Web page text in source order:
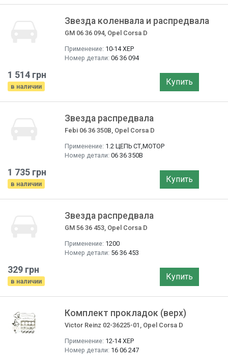
Звезда коленвала и распредвала
GM 06 36 094, Opel Corsa D
Применение: 10-14 ХЕР
Номер детали: 06 36 094
1 514 грн
в наличии Купить
Звезда распредвала
Febi 06 36 350B, Opel Corsa D
Применение: 1.2 ЦЕПЬ СТ,МОТОР
Номер детали: 06 36 350B
1 735 грн
в наличии Купить
Звезда распредвала
GM 56 36 453, Opel Corsa D
Применение: 1200
Номер детали: 56 36 453
329 грн
в наличии Купить
Комплект прокладок (верх)
Victor Reinz 02-36225-01, Opel Corsa D
Применение: 12-14 ХЕР
Номер детали: 16 06 247